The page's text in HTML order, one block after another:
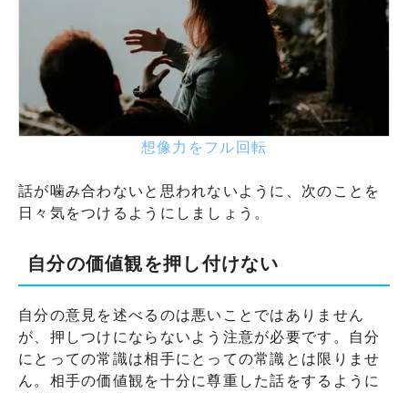
想像力をフル回転
話が噛み合わないと思われないように、次のことを
日々気をつけるようにしましょう。
自分の価値観を押し付けない
自分の意見を述べるのは悪いことではありません
が、押しつけにならないよう注意が必要です。自分
にとっての常識は相手にとっての常識とは限りませ
ん。相手の価値観を十分に尊重した話をするように